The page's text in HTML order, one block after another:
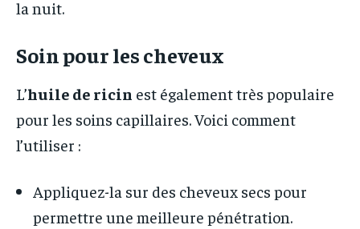
la nuit.
Soin pour les cheveux
L’huile de ricin est également très populaire
pour les soins capillaires. Voici comment
l’utiliser :
Appliquez-la sur des cheveux secs pour
permettre une meilleure pénétration.